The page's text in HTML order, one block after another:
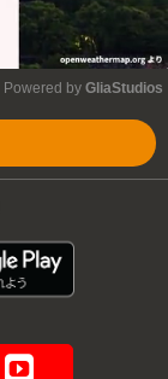
Powered by GliaStudios